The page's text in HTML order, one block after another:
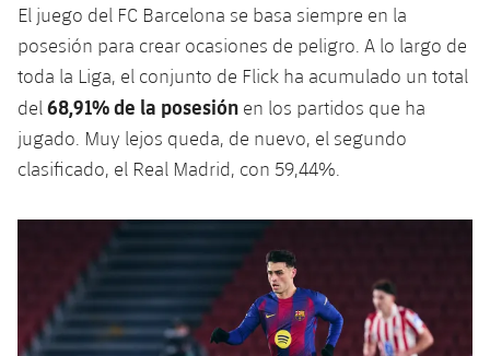
Historia
Palmarés
Infantil
Alevín
Actualidad
Masculino
Femenino
plusicon
más
Actualidad
Jugadores
Resultados
Clasificaciones
Hockey sobre hielo
plusicon
más
Actualidad
Resultados
Hockey hierba
plusicon
más
Hockey Hierba Masculino
Hockey Hierba Femenino
plusicon
más
Actualidad
Plantilla
Escuela de Patinaje
Rugby
plusicon
más
El juego del FC Barcelona se basa siempre en la
posesión para crear ocasiones de peligro. A lo largo de
toda la Liga, el conjunto de Flick ha acumulado un total
del 68,91% de la posesión en los partidos que ha
jugado. Muy lejos queda, de nuevo, el segundo
clasificado, el Real Madrid, con 59,44%.